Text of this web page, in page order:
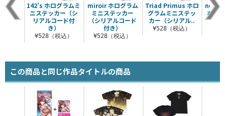
miroir ホログラム
ミニステッカー
（シリアルコード
付き）
¥528（税込）
Triad Primus ホロ
グラムミニステッ
カー（シリアル..
¥528（税込）
new
ホロ
テッ
142’s ホログラムミ
ニステッカー（シ
リアルコード付
き）
¥528（税込）
この商品と同じ作品タイトルの商品